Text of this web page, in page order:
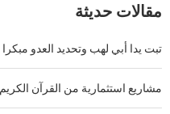
مقالات حديثة
تبت يدا أبي لهب وتحديد العدو مبكرا
مشاريع استثمارية من القرآن الكريم